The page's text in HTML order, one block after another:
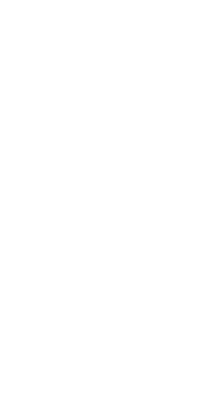
et de français ?